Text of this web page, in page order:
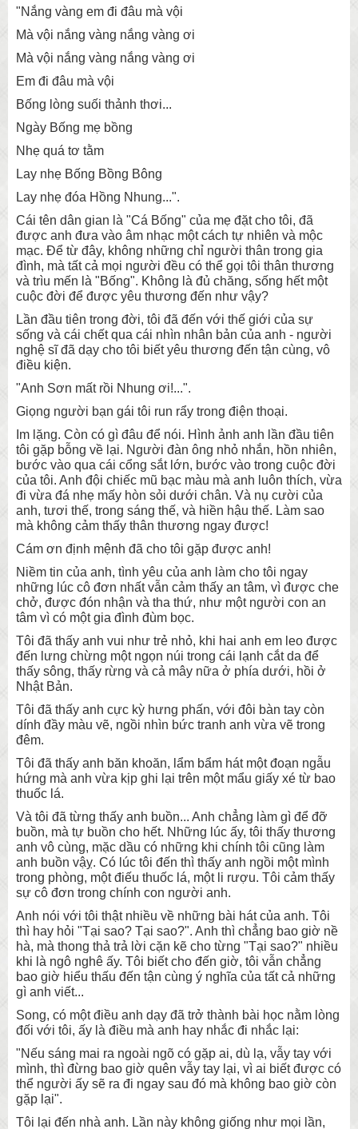
"Nắng vàng em đi đâu mà vội
Mà vội nắng vàng nắng vàng ơi
Mà vội nắng vàng nắng vàng ơi
Em đi đâu mà vội
Bống lòng suối thảnh thơi...
Ngày Bống mẹ bồng
Nhẹ quá tơ tằm
Lay nhẹ Bống Bồng Bông
Lay nhẹ đóa Hồng Nhung...".
Cái tên dân gian là "Cá Bống" của mẹ đặt cho tôi, đã
được anh đưa vào âm nhạc một cách tự nhiên và mộc
mạc. Để từ đây, không những chỉ người thân trong gia
đình, mà tất cả mọi người đều có thể gọi tôi thân thương
và trìu mến là "Bống". Không là đủ chăng, sống hết một
cuộc đời để được yêu thương đến như vậy?
Lần đầu tiên trong đời, tôi đã đến với thế giới của sự
sống và cái chết qua cái nhìn nhân bản của anh - người
nghệ sĩ đã dạy cho tôi biết yêu thương đến tận cùng, vô
điều kiện.
"Anh Sơn mất rồi Nhung ơi!...".
Giọng người bạn gái tôi run rẩy trong điện thoại.
Im lặng. Còn có gì đâu để nói. Hình ảnh anh lần đầu tiên
tôi gặp bỗng về lại. Người đàn ông nhỏ nhắn, hồn nhiên,
bước vào qua cái cổng sắt lớn, bước vào trong cuộc đời
của tôi. Anh đội chiếc mũ bạc màu mà anh luôn thích, vừa
đi vừa đá nhẹ mấy hòn sỏi dưới chân. Và nụ cười của
anh, tươi thế, trong sáng thế, và hiền hậu thế. Làm sao
mà không cảm thấy thân thương ngay được!
Cám ơn định mệnh đã cho tôi gặp được anh!
Niềm tin của anh, tình yêu của anh làm cho tôi ngay
những lúc cô đơn nhất vẫn cảm thấy an tâm, vì được che
chở, được đón nhận và tha thứ, như một người con an
tâm vì có một gia đình đùm bọc.
Tôi đã thấy anh vui như trẻ nhỏ, khi hai anh em leo được
đến lưng chừng một ngọn núi trong cái lạnh cắt da để
thấy sông, thấy rừng và cả mây nữa ở phía dưới, hồi ở
Nhật Bản.
Tôi đã thấy anh cực kỳ hưng phấn, với đôi bàn tay còn
dính đầy màu vẽ, ngồi nhìn bức tranh anh vừa vẽ trong
đêm.
Tôi đã thấy anh băn khoăn, lẩm bẩm hát một đoạn ngẫu
hứng mà anh vừa kịp ghi lại trên một mẩu giấy xé từ bao
thuốc lá.
Và tôi đã từng thấy anh buồn... Anh chẳng làm gì để đỡ
buồn, mà tự buồn cho hết. Những lúc ấy, tôi thấy thương
anh vô cùng, mặc dầu có những khi chính tôi cũng làm
anh buồn vậỵ. Có lúc tôi đến thì thấy anh ngồi một mình
trong phòng, một điếu thuốc lá, một li rượu. Tôi cảm thấy
sự cô đơn trong chính con người anh.
Anh nói với tôi thật nhiều về những bài hát của anh. Tôi
thì hay hỏi "Tại sao? Tại sao?". Anh thì chẳng bao giờ nề
hà, mà thong thả trả lời cặn kẽ cho từng "Tại sao?" nhiều
khi là ngô nghê ấy. Tôi biết cho đến giờ, tôi vẫn chẳng
bao giờ hiểu thấu đến tận cùng ý nghĩa của tất cả những
gì anh viết...
Song, có một điều anh dạy đã trở thành bài học nằm lòng
đối với tôi, ấy là điều mà anh hay nhắc đi nhắc lại:
"Nếu sáng mai ra ngoài ngõ có gặp ai, dù lạ, vẫy tay với
mình, thì đừng bao giờ quên vẫy tay lại, vì ai biết được có
thể người ấy sẽ ra đi ngay sau đó mà không bao giờ còn
gặp lại".
Tôi lại đến nhà anh. Lần này không giống như mọi lần,